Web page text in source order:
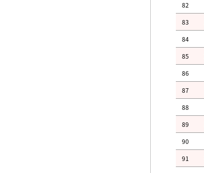
82
83
84
85
86
87
88
89
90
91